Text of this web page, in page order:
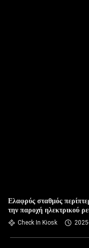
Ελαφρύς σταθμός
την παροχή ηλεκτρικού
ή συνεχούς ρεύματος
Check In Kiosk